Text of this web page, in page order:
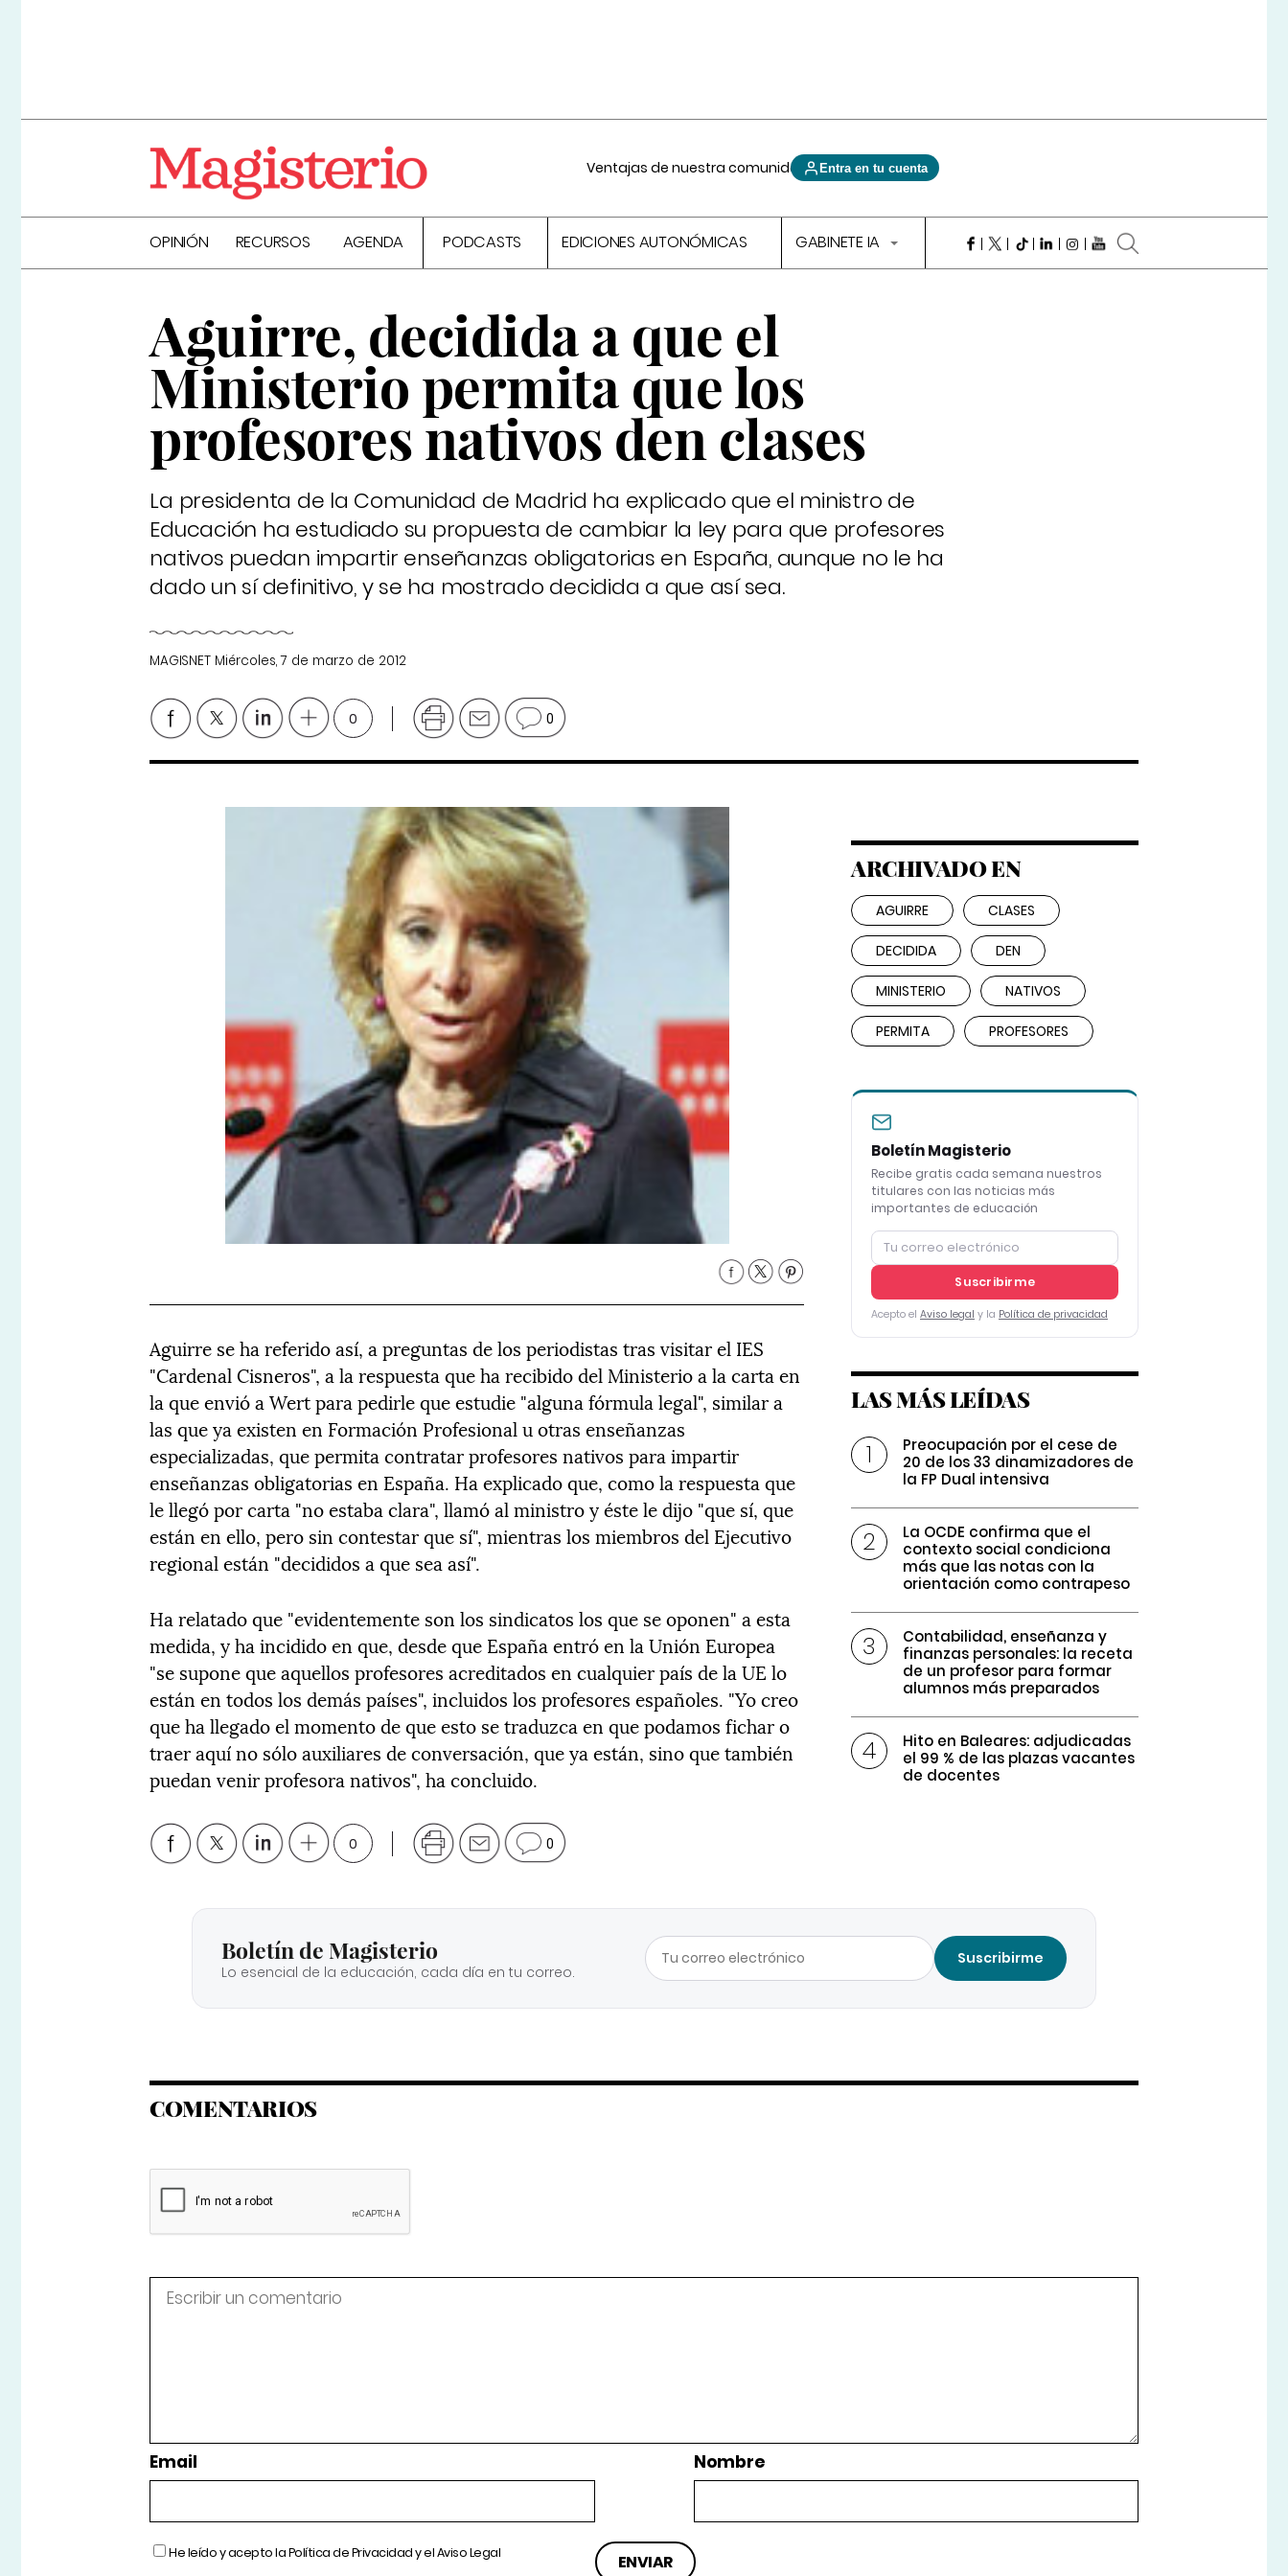
Ventajas de nuestra comunidad Entra en tu cuenta
OPINIÓN RECURSOS AGENDA PODCASTS EDICIONES AUTONÓMICAS GABINETE IA
Aguirre, decidida a que el
Ministerio permita que los
profesores nativos den clases
La presidenta de la Comunidad de Madrid ha explicado que el ministro de
Educación ha estudiado su propuesta de cambiar la ley para que profesores
nativos puedan impartir enseñanzas obligatorias en España, aunque no le ha
dado un sí definitivo, y se ha mostrado decidida a que así sea.
MAGISNET Miércoles, 7 de marzo de 2012
0 0
Aguirre se ha referido así, a preguntas de los periodistas tras visitar el IES
"Cardenal Cisneros", a la respuesta que ha recibido del Ministerio a la carta en
la que envió a Wert para pedirle que estudie "alguna fórmula legal", similar a
las que ya existen en Formación Profesional u otras enseñanzas
especializadas, que permita contratar profesores nativos para impartir
enseñanzas obligatorias en España. Ha explicado que, como la respuesta que
le llegó por carta "no estaba clara", llamó al ministro y éste le dijo "que sí, que
están en ello, pero sin contestar que sí", mientras los miembros del Ejecutivo
regional están "decididos a que sea así".
Ha relatado que "evidentemente son los sindicatos los que se oponen" a esta
medida, y ha incidido en que, desde que España entró en la Unión Europea
"se supone que aquellos profesores acreditados en cualquier país de la UE lo
están en todos los demás países", incluidos los profesores españoles. "Yo creo
que ha llegado el momento de que esto se traduzca en que podamos fichar o
traer aquí no sólo auxiliares de conversación, que ya están, sino que también
puedan venir profesora nativos", ha concluido.
0 0
ARCHIVADO EN
AGUIRRE CLASES
DECIDIDA DEN
MINISTERIO NATIVOS
PERMITA PROFESORES
Boletín Magisterio
Recibe gratis cada semana nuestros
titulares con las noticias más
importantes de educación
Suscribirme
Acepto el Aviso legal y la Política de privacidad
LAS MÁS LEÍDAS
Preocupación por el cese de
20 de los 33 dinamizadores de
la FP Dual intensiva
La OCDE confirma que el
contexto social condiciona
más que las notas con la
orientación como contrapeso
Contabilidad, enseñanza y
finanzas personales: la receta
de un profesor para formar
alumnos más preparados
Hito en Baleares: adjudicadas
el 99 % de las plazas vacantes
de docentes
Boletín de Magisterio
Lo esencial de la educación, cada día en tu correo.
Suscribirme
COMENTARIOS
Email Nombre
He leído y acepto laPolítica de Privacidady elAviso Legal